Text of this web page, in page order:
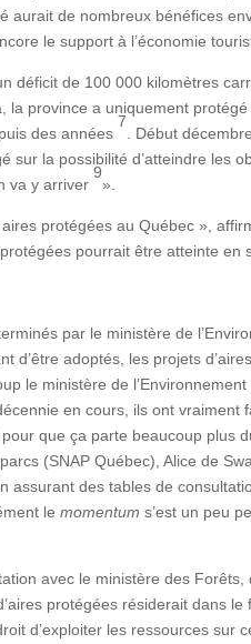
de nombreux bénéfices
le support à l’économie
de 100 000 kilomètres
la province a uniquement
des années
7
. Début
sur la possibilité d’atteindre les
va y arriver
9
».
protégées au Québec »,
pourrait être atteinte en
par le ministère de
adoptés, les projets
le ministère de
en cours, ils ont vraiment
que ça parte beaucoup plus
(SNAP Québec), Alice de
des tables de
lemomentum s’est un peu
avec le ministère des
protégées résiderait dans
d’exploiter les ressources sur